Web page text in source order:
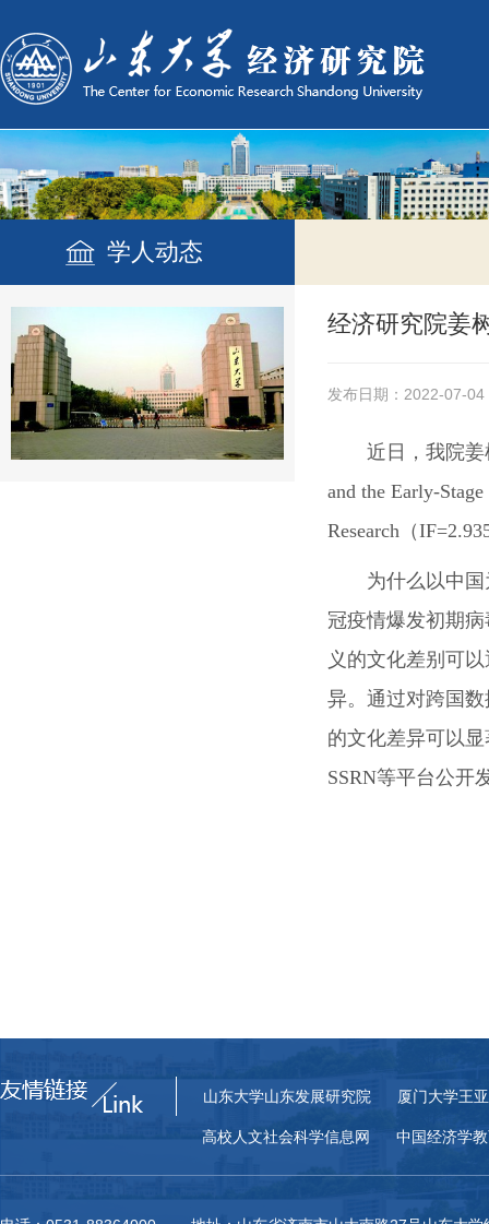
学人动态
经济研究院姜
发布日期：2022-07-04
近日，我院
and the Early-
Research（
为什么以中
冠疫情爆发初期
义的文化差别可
异。通过对跨国
的文化差异可以
SSRN等平台公开
山东大学山东发展研究院 厦门大学王
高校人文社会科学信息网 中国经济学